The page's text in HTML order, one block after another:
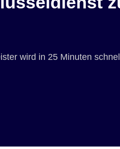
wird in 25 Minuten schnell